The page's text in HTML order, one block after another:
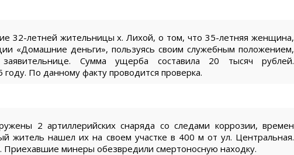
32-летней жительницы х. Лихой, о том, что 35-летняя женщина,
«Домашние деньги», пользуясь своим служебным положением,
Сумма ущерба составила 20 тысяч рублей.
По данному факту проводится проверка.
2 артиллерийских снаряда со следами коррозии, времен
житель нашел их на своем участке в 400 м от ул. Центральная.
Приехавшие минеры обезвредили смертоносную находку.